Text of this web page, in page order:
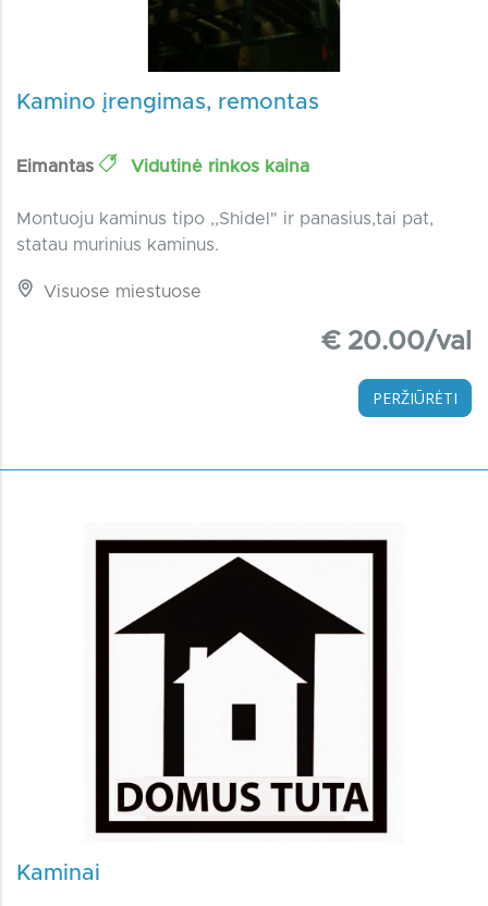
Kamino įrengimas, remontas
Eimantas Vidutinė rinkos kaina
Montuoju kaminus tipo ,,Shidel" ir panasius,tai pat,
statau murinius kaminus.
Visuose miestuose
€ 20.00/val
PERŽIŪRĖTI
Kaminai